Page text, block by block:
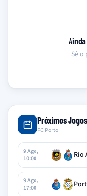
Sê o
Próximos Jogos
FC Porto
9 Ago,
10:00
Rio
9 Ago,
17:00